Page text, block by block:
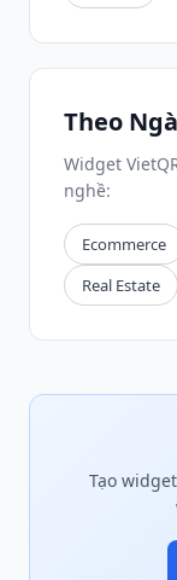
Theo
Widget
nghề:
Ecommerce
Real Estate
Tạo